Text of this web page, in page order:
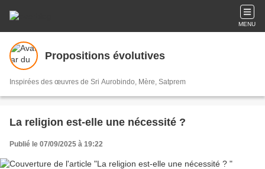
MENU
Propositions évolutives
Inspirées des œuvres de Sri Aurobindo, Mère, Satprem
La religion est-elle une nécessité ?
Publié le 07/09/2025 à 19:22